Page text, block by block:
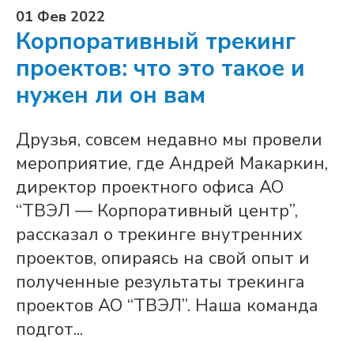
01 Фев 2022
Корпоративный трекинг
проектов: что это такое и
нужен ли он вам
Друзья, совсем недавно мы провели
мероприятие, где Андрей Макаркин,
директор проектного офиса АО
“ТВЭЛ — Корпоративный центр”,
рассказал о трекинге внутренних
проектов, опираясь на свой опыт и
полученные результаты трекинга
проектов АО “ТВЭЛ”. Наша команда
подгот...